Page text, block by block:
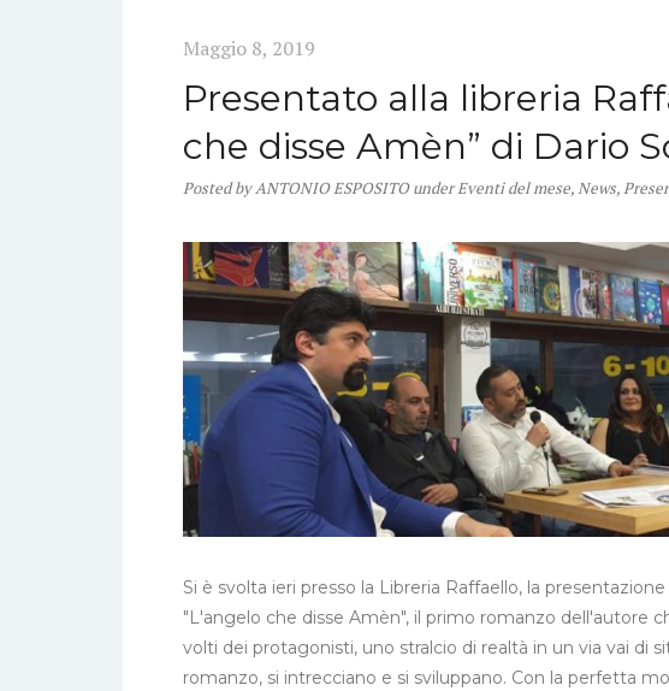
Maggio 8, 2019
Presentato alla libreria
che disse Amèn” di Dario
PostedbyANTONIO ESPOSITO underEventi del mese,News,
Si è svolta ieri presso la Libreria Raffaello, la
"L'angelo che disse Amèn", il primo romanzo dell'autore
volti dei protagonisti, uno stralcio di realtà in un via vai di
romanzo, si intrecciano e si sviluppano. Con la perfetta